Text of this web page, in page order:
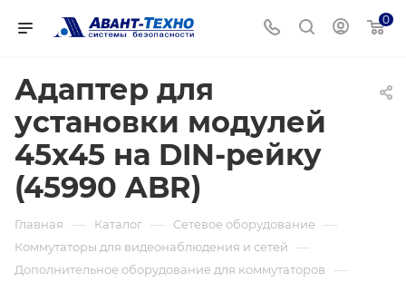
0
Адаптер для
установки модулей
45x45 на DIN-рейку
(45990 ABR)
Главная — Каталог — Сетевое оборудование —
Коммутаторы для видеонаблюдения и сетей —
Дополнительное оборудование для коммутаторов —